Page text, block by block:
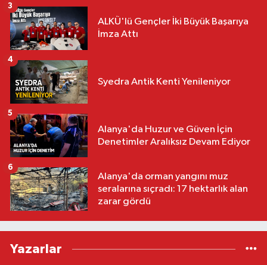
ALKÜ'lü Gençler İki Büyük Başarıya
İmza Attı
3
Syedra Antik Kenti Yenileniyor
4
Alanya'da Huzur ve Güven İçin
Denetimler Aralıksız Devam Ediyor
5
Alanya'da orman yangını muz
seralarına sıçradı: 17 hektarlık alan
zarar gördü
6
Yazarlar